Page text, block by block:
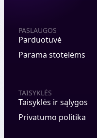
PASLAUGOS
Parduotuvė
Parama stotelėms
TAISYKLĖS
Taisyklės ir sąlygos
Privatumo politika